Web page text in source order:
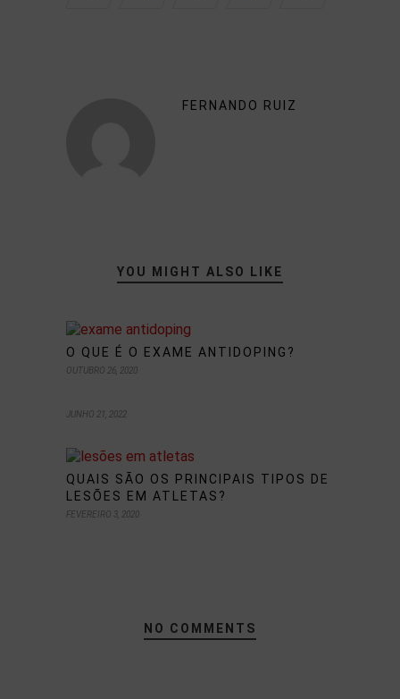
FERNANDO RUIZ
YOU MIGHT ALSO LIKE
O QUE É O EXAME ANTIDOPING?
OUTUBRO 26, 2020
JUNHO 21, 2022
QUAIS SÃO OS PRINCIPAIS TIPOS DE
LESÕES EM ATLETAS?
FEVEREIRO 3, 2020
NO COMMENTS